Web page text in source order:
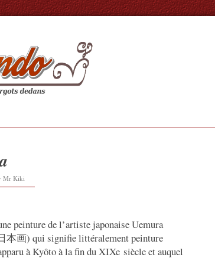
2020
Mr Kiki
peinture de l’artiste japonaise Uemura
本画) qui signifie littéralement peinture
à Kyôto à la fin du XIXe siècle et auquel